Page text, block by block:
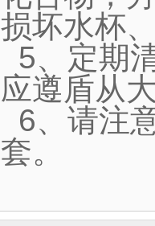
损坏水杯
5、定期
应遵盾从
6、请注
套。